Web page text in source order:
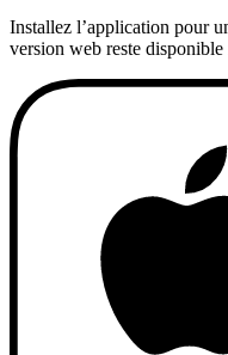
Installez l’application pour
version web reste disponible